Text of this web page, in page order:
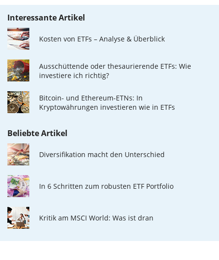
Interessante Artikel
Kosten von ETFs – Analyse & Überblick
Ausschüttende oder thesaurierende ETFs: Wie
investiere ich richtig?
Bitcoin- und Ethereum-ETNs: In
Kryptowährungen investieren wie in ETFs
Beliebte Artikel
Diversifikation macht den Unterschied
In 6 Schritten zum robusten ETF Portfolio
Kritik am MSCI World: Was ist dran